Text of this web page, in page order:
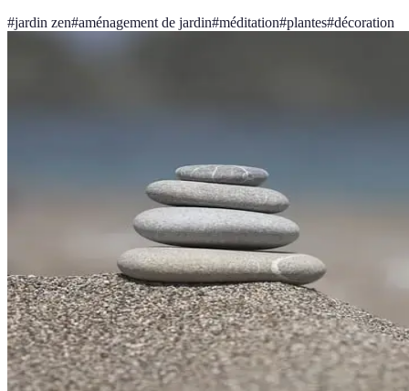
#jardin zen#aménagement de jardin#méditation#plantes#décoration